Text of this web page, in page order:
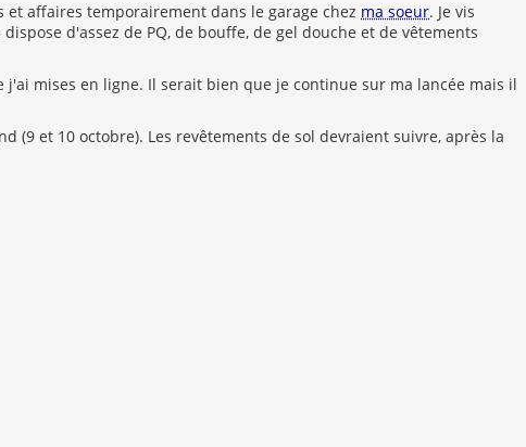
affaires temporairement dans le garage chez ma soeur. Je vis
d'assez de PQ, de bouffe, de gel douche et de vêtements
mises en ligne. Il serait bien que je continue sur ma lancée mais il
(9 et 10 octobre). Les revêtements de sol devraient suivre, après la